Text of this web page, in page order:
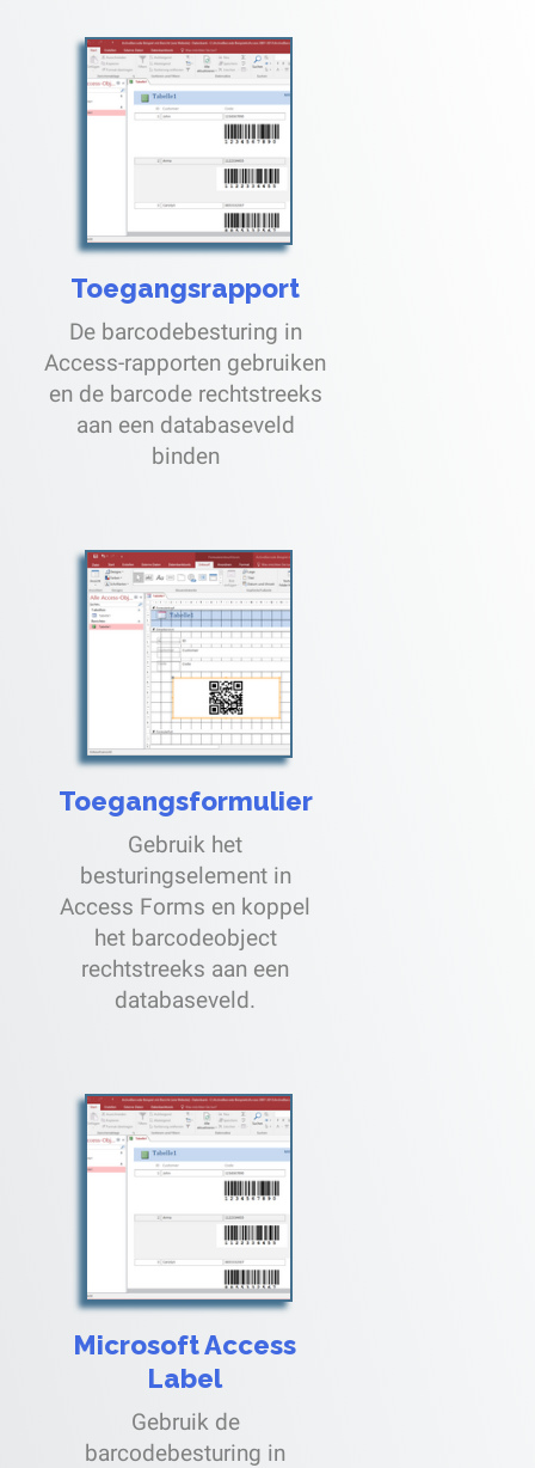
Toegangsrapport
De barcodebesturing in
Access-rapporten gebruiken
en de barcode rechtstreeks
aan een databaseveld
binden
Toegangsformulier
Gebruik het
besturingselement in
Access Forms en koppel
het barcodeobject
rechtstreeks aan een
databaseveld.
Microsoft Access
Label
Gebruik de
barcodebesturing in